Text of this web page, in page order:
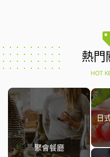
熱門
HOT
聚會餐廳
日